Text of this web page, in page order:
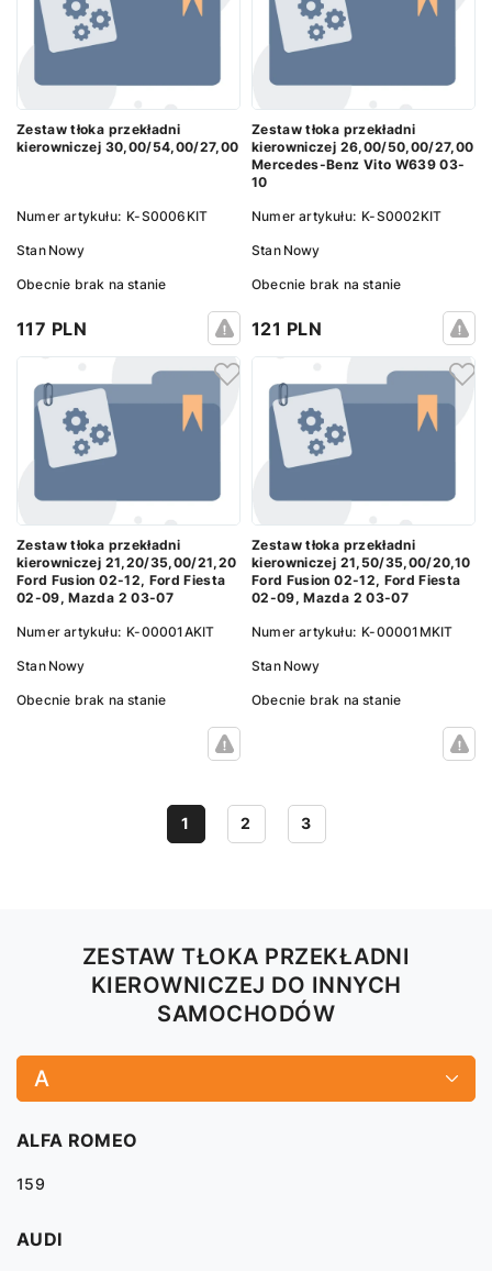
Zestaw tłoka przekładni
kierowniczej 30,00/54,00/27,00
Numer artykułu: K-S0006KIT
Stan Nowy
Obecnie brak na stanie
117 PLN
Zestaw tłoka przekładni
kierowniczej 26,00/50,00/27,00
Mercedes-Benz Vito W639 03-
10
Numer artykułu: K-S0002KIT
Stan Nowy
Obecnie brak na stanie
121 PLN
Zestaw tłoka przekładni
kierowniczej 21,20/35,00/21,20
Ford Fusion 02-12, Ford Fiesta
02-09, Mazda 2 03-07
Numer artykułu: K-00001AKIT
Stan Nowy
Obecnie brak na stanie
Zestaw tłoka przekładni
kierowniczej 21,50/35,00/20,10
Ford Fusion 02-12, Ford Fiesta
02-09, Mazda 2 03-07
Numer artykułu: K-00001MKIT
Stan Nowy
Obecnie brak na stanie
1 2 3
ZESTAW TŁOKA PRZEKŁADNI
KIEROWNICZEJ DO INNYCH
SAMOCHODÓW
A
ALFA ROMEO
159
AUDI